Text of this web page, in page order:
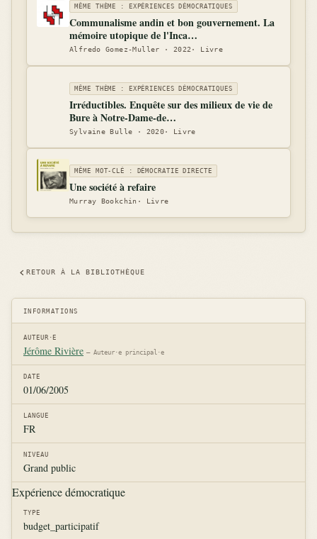
MÊME THÈME : EXPÉRIENCES DÉMOCRATIQUES
Communalisme andin et bon gouvernement. La
mémoire utopique de l'Inca…
Alfredo Gomez-Muller · 2022· Livre
MÊME THÈME : EXPÉRIENCES DÉMOCRATIQUES
Irréductibles. Enquête sur des milieux de vie de
Bure à Notre-Dame-de…
Sylvaine Bulle · 2020· Livre
MÊME MOT-CLÉ : DÉMOCRATIE DIRECTE
Une société à refaire
Murray Bookchin· Livre
RETOUR À LA BIBLIOTHÈQUE
INFORMATIONS
AUTEUR·E
Jérôme Rivière – Auteur·e principal·e
DATE
01/06/2005
LANGUE
FR
NIVEAU
Grand public
Expérience démocratique
TYPE
budget_participatif